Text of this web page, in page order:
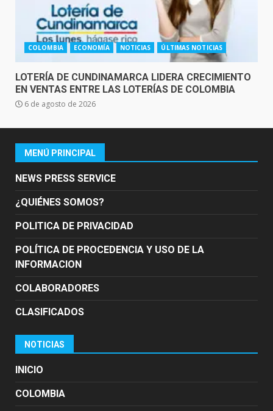
COLOMBIA ECONOMÍA NOTICIAS ÚLTIMAS NOTICIAS
LOTERÍA DE CUNDINAMARCA LIDERA CRECIMIENTO
EN VENTAS ENTRE LAS LOTERÍAS DE COLOMBIA
6 de agosto de 2026
MENÚ PRINCIPAL
NEWS PRESS SERVICE
¿QUIÉNES SOMOS?
POLITICA DE PRIVACIDAD
POLÍTICA DE PROCEDENCIA Y USO DE LA
INFORMACION
COLABORADORES
CLASIFICADOS
NOTICIAS
INICIO
COLOMBIA